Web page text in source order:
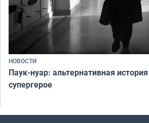
НОВОСТИ
Паук-нуар: альтернативная
супергерое